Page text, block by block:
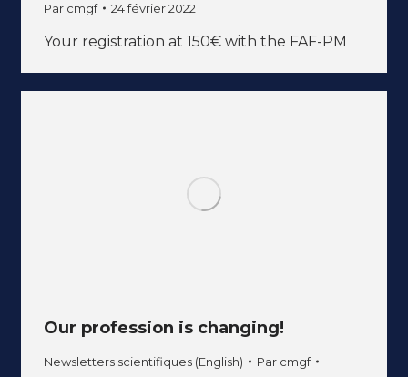
Par cmgf 24 février 2022
Your registration at 150€ with the FAF-PM
Our profession is changing!
Newsletters scientifiques (English) Par cmgf